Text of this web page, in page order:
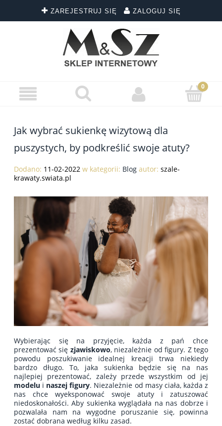
ZAREJESTRUJ SIĘ ZALOGUJ SIĘ
Jak wybrać sukienkę wizytową dla
puszystych, by podkreślić swoje atuty?
Dodano: 11-02-2022 w kategorii: Blog autor: szale-
krawaty.swiata.pl
Wybierając się na przyjęcie, każda z pań chce
prezentować się zjawiskowo, niezależnie od figury. Z tego
powodu poszukiwanie idealnej kreacji trwa niekiedy
bardzo długo. To, jaka sukienka będzie się na nas
najlepiej prezentować, zależy przede wszystkim od jej
modelu i naszej figury. Niezależnie od masy ciała, każda z
nas chce wyeksponować swoje atuty i zatuszować
niedoskonałości. Aby sukienka wyglądała na nas dobrze i
pozwalała nam na wygodne poruszanie się, powinna
zostać dobrana według kilku zasad.